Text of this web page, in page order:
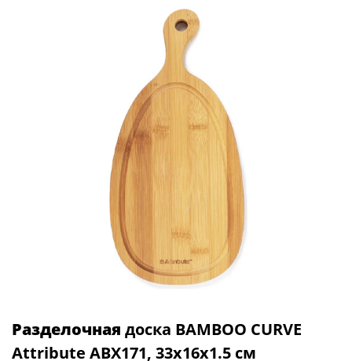
Разделочная доска BAMBOO CURVE
Attribute ABX171, 33х16х1.5 см